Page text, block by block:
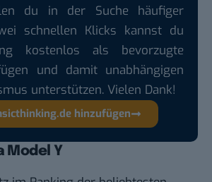
du in der Suche häufiger
schnellen Klicks kannst du
kostenlos als bevorzugte
und damit unabhängigen
unterstützen. Vielen Dank!
hinzufügen
Model Y